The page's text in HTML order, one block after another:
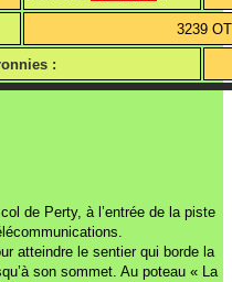
3239 OT
:
de Perty, à l’entrée de la piste
atteindre le sentier qui borde la
son sommet. Au poteau « La